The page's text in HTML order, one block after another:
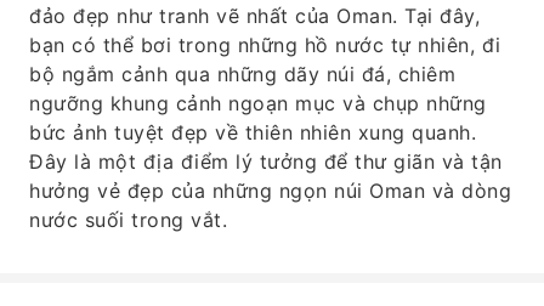
đảo đẹp như tranh vẽ nhất của Oman. Tại đây,
bạn có thể bơi trong những hồ nước tự nhiên, đi
bộ ngắm cảnh qua những dãy núi đá, chiêm
ngưỡng khung cảnh ngoạn mục và chụp những
bức ảnh tuyệt đẹp về thiên nhiên xung quanh.
Đây là một địa điểm lý tưởng để thư giãn và tận
hưởng vẻ đẹp của những ngọn núi Oman và dòng
nước suối trong vắt.